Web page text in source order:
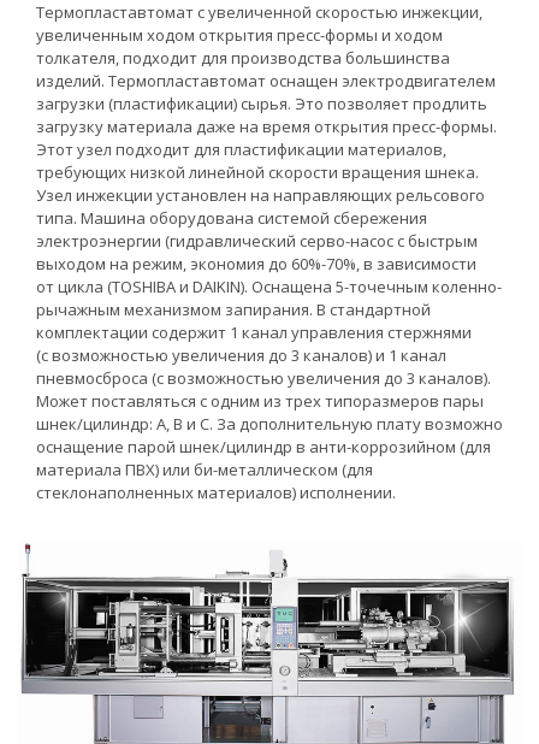
Термопластавтомат c увеличенной скоростью инжекции,
увеличенным ходом открытия пресс-формы и ходом
толкателя, подходит для производства большинства
изделий. Термопластавтомат оснащен электродвигателем
загрузки (пластификации) сырья. Это позволяет продлить
загрузку материала даже на время открытия пресс-формы.
Этот узел подходит для пластификации материалов,
требующих низкой линейной скорости вращения шнека.
Узел инжекции установлен на направляющих рельсового
типа. Машина оборудована системой сбережения
электроэнергии (гидравлический серво-насос с быстрым
выходом на режим, экономия до 60%-70%, в зависимости
от цикла (TOSHIBA и DAIKIN). Оснащена 5-точечным коленно-
рычажным механизмом запирания. В стандартной
комплектации содержит 1 канал управления стержнями
(с возможностью увеличения до 3 каналов) и 1 канал
пневмосброса (с возможностью увеличения до 3 каналов).
Может поставляться с одним из трех типоразмеров пары
шнек/цилиндр: А, В и С. За дополнительную плату возможно
оснащение парой шнек/цилиндр в анти-коррозийном (для
материала ПВХ) или би-металлическом (для
стеклонаполненных материалов) исполнении.